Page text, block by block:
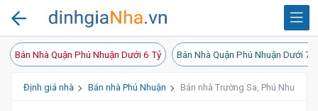
Bán Nhà Quận Phú Nhuận Dưới 6 Tỷ Bán Nhà Quận Phú Nhuận Dưới 7
Định giá nhà Bán nhà Phú Nhuận Bán nhà Trường Sa, Phú Nhuận,